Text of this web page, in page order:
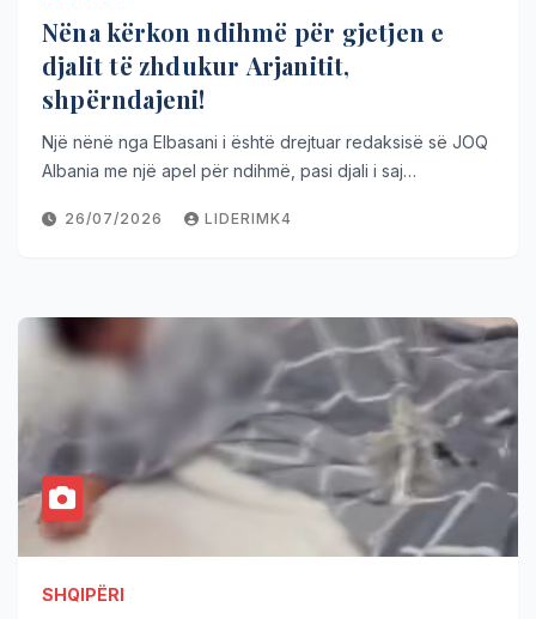
Nëna kërkon ndihmë për gjetjen e
djalit të zhdukur Arjanitit,
shpërndajeni!
Një nënë nga Elbasani i është drejtuar redaksisë së JOQ
Albania me një apel për ndihmë, pasi djali i saj…
26/07/2026 LIDERIMK4
SHQIPËRI